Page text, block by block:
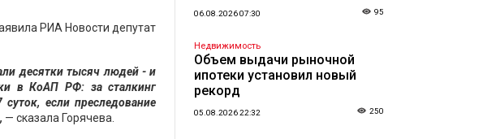
РИА Новости депутат
десятки тысяч людей - и
в КоАП РФ: за сталкинг
если преследование
— сказала Горячева.
06.08.2026 07:30 95
Недвижимость
Объем выдачи рыночной
ипотеки установил новый
рекорд
05.08.2026 22:32 250